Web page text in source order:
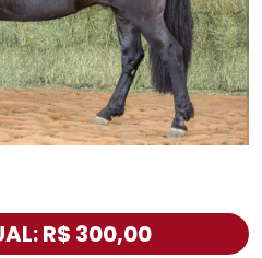
R$ 300,00